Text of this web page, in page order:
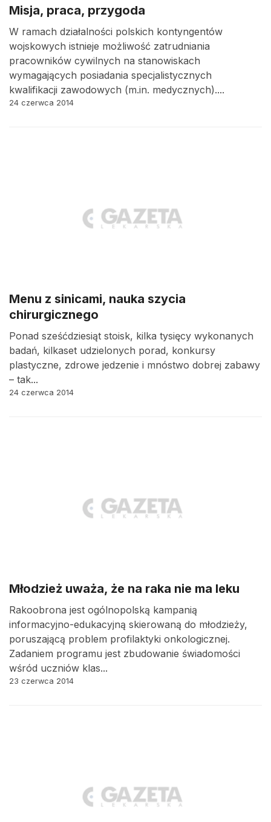
Misja, praca, przygoda
W ramach działalności polskich kontyngentów
wojskowych istnieje możliwość zatrudniania
pracowników cywilnych na stanowiskach
wymagających posiadania specjalistycznych
kwalifikacji zawodowych (m.in. medycznych)....
24 czerwca 2014
Menu z sinicami, nauka szycia
chirurgicznego
Ponad sześćdziesiąt stoisk, kilka tysięcy wykonanych
badań, kilkaset udzielonych porad, konkursy
plastyczne, zdrowe jedzenie i mnóstwo dobrej zabawy
– tak...
24 czerwca 2014
Młodzież uważa, że na raka nie ma leku
Rakoobrona jest ogólnopolską kampanią
informacyjno-edukacyjną skierowaną do młodzieży,
poruszającą problem profilaktyki onkologicznej.
Zadaniem programu jest zbudowanie świadomości
wśród uczniów klas...
23 czerwca 2014